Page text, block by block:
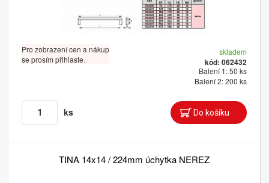
Pro zobrazení cen a nákup
se prosím přihlaste.
skladem
kód: 062432
Balení 1: 50 ks
Balení 2: 200 ks
ks
TINA 14x14 / 224mm úchytka NEREZ